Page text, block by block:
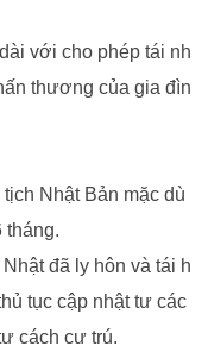
với cho phép tái nh
thương của gia đìn
Nhật Bản mặc dù
tháng.
đã ly hôn và tái h
tục cập nhật tư các
cách cư trú.